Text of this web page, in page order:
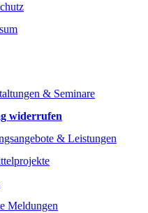
& Seminare
widerrufen
& Leistungen
Meldungen